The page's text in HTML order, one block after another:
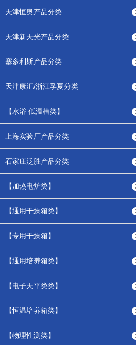
天津恒奥产品分类
天津新天光产品分类
塞多利斯产品分类
天津康汇/浙江孚夏分类
【水浴 低温槽类】
上海实验厂产品分类
石家庄泛胜产品分类
【加热电炉类】
【通用干燥箱类】
【专用干燥箱】
【通用培养箱类】
【电子天平类类】
【恒温培养箱类】
【物理性测类】